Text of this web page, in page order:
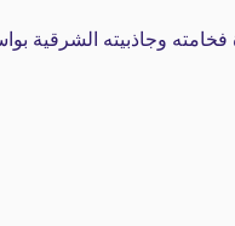
وجاذبيته الشرقية